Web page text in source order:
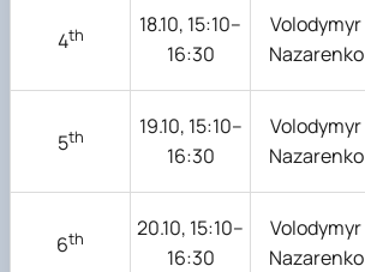
4th
18.10, 15:10–
16:30
Volodymyr
Nazarenko
5th
19.10, 15:10–
16:30
Volodymyr
Nazarenko
6th
20.10, 15:10–
16:30
Volodymyr
Nazarenko